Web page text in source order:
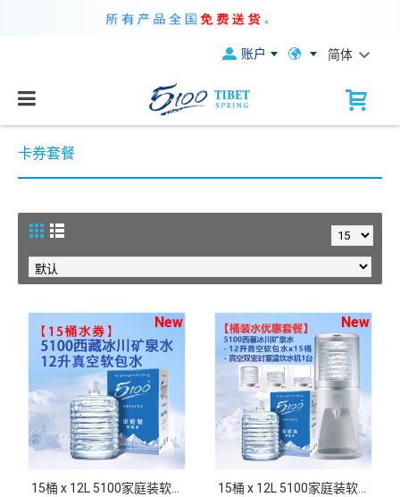
账户 简体
卡券套餐
New New